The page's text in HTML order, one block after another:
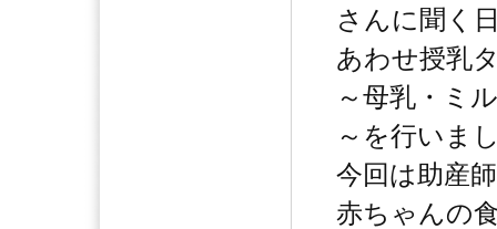
さんに聞く
あわせ授乳
～母乳・ミ
～を行いま
今回は助産
赤ちゃんの